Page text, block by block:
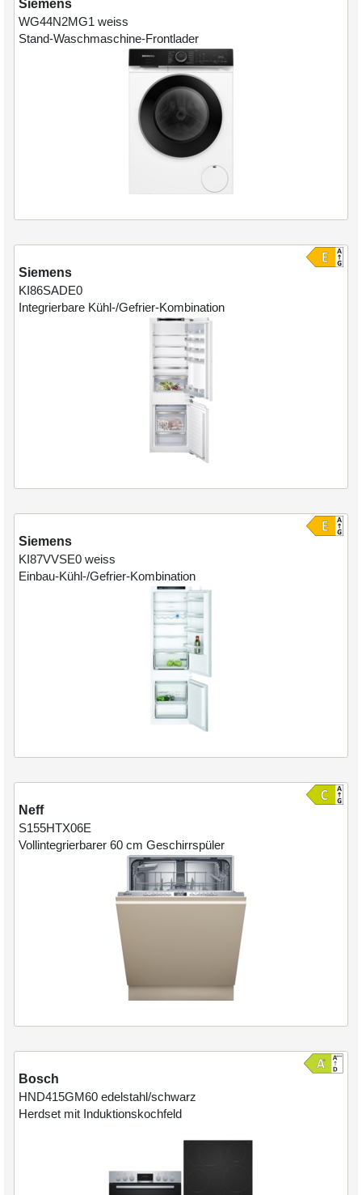
Siemens
WG44N2MG1 weiss
Stand-Waschmaschine-Frontlader
Siemens
KI86SADE0
Integrierbare Kühl-/Gefrier-Kombination
Siemens
KI87VVSE0 weiss
Einbau-Kühl-/Gefrier-Kombination
Neff
S155HTX06E
Vollintegrierbarer 60 cm Geschirrspüler
Bosch
HND415GM60 edelstahl/schwarz
Herdset mit Induktionskochfeld